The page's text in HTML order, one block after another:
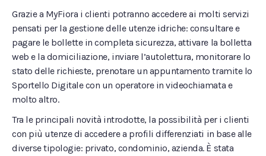
Grazie a MyFiora i clienti potranno accedere ai molti servizi
pensati per la gestione delle utenze idriche: consultare e
pagare le bollette in completa sicurezza, attivare la bolletta
web e la domiciliazione, inviare l’autolettura, monitorare lo
stato delle richieste, prenotare un appuntamento tramite lo
Sportello Digitale con un operatore in videochiamata e
molto altro.
Tra le principali novità introdotte, la possibilità per i clienti
con più utenze di accedere a profili differenziati in base alle
diverse tipologie: privato, condominio, azienda. È stata